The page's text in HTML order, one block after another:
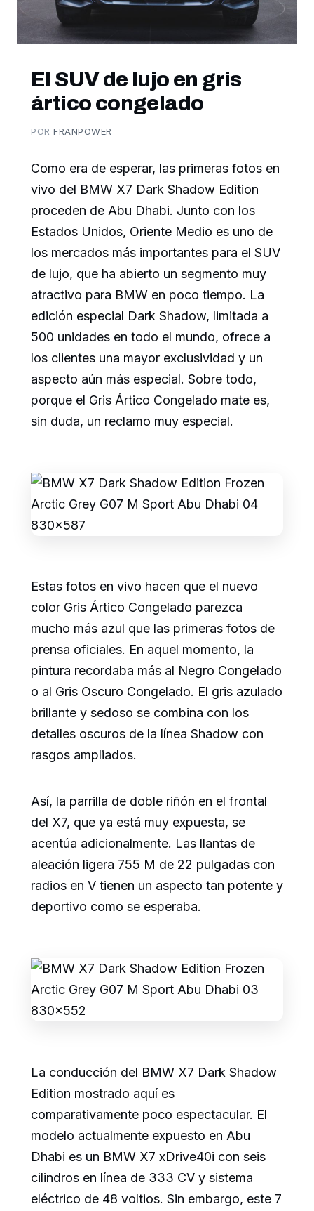
El SUV de lujo en gris
ártico congelado
PORFRANPOWER
Como era de esperar, las primeras fotos en
vivo del BMW X7 Dark Shadow Edition
proceden de Abu Dhabi. Junto con los
Estados Unidos, Oriente Medio es uno de
los mercados más importantes para el SUV
de lujo, que ha abierto un segmento muy
atractivo para BMW en poco tiempo. La
edición especial Dark Shadow, limitada a
500 unidades en todo el mundo, ofrece a
los clientes una mayor exclusividad y un
aspecto aún más especial. Sobre todo,
porque el Gris Ártico Congelado mate es,
sin duda, un reclamo muy especial.
Estas fotos en vivo hacen que el nuevo
color Gris Ártico Congelado parezca
mucho más azul que las primeras fotos de
prensa oficiales. En aquel momento, la
pintura recordaba más al Negro Congelado
o al Gris Oscuro Congelado. El gris azulado
brillante y sedoso se combina con los
detalles oscuros de la línea Shadow con
rasgos ampliados.
Así, la parrilla de doble riñón en el frontal
del X7, que ya está muy expuesta, se
acentúa adicionalmente. Las llantas de
aleación ligera 755 M de 22 pulgadas con
radios en V tienen un aspecto tan potente y
deportivo como se esperaba.
La conducción del BMW X7 Dark Shadow
Edition mostrado aquí es
comparativamente poco espectacular. El
modelo actualmente expuesto en Abu
Dhabi es un BMW X7 xDrive40i con seis
cilindros en línea de 333 CV y sistema
eléctrico de 48 voltios. Sin embargo, este 7